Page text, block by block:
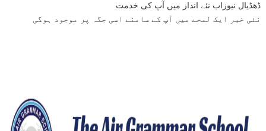
نئی خبر ایک لمحے میں آپ کے سامنے اسی جگہ پر موجود ہوگی